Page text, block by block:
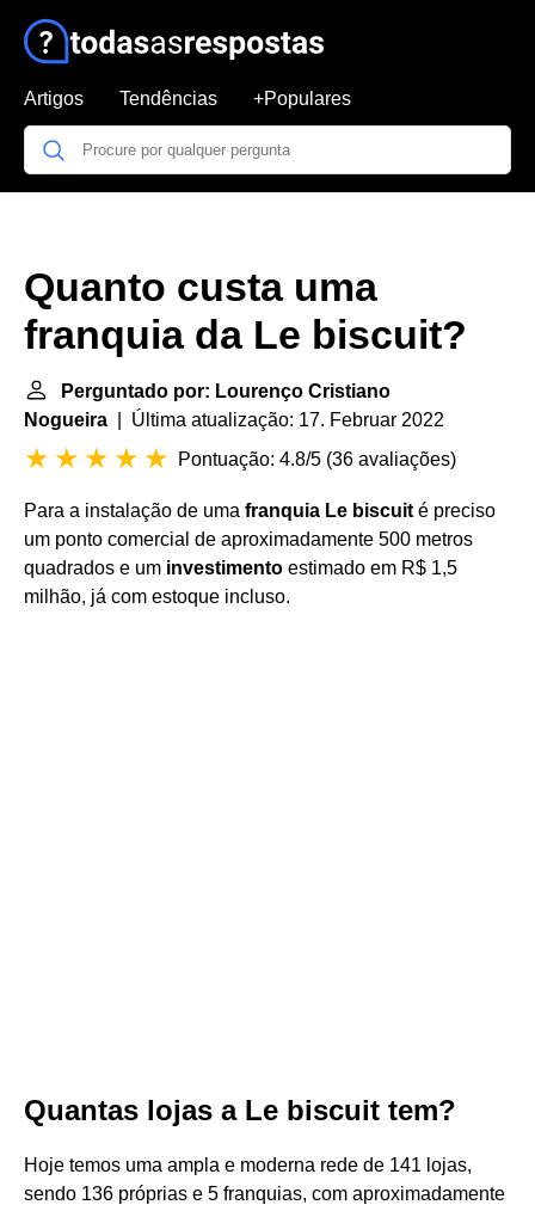
Artigos Tendências +Populares
Quanto custa uma
franquia da Le biscuit?
Perguntado por: Lourenço Cristiano
Nogueira | Última atualização: 17. Februar 2022
Pontuação: 4.8/5 (36 avaliações)
Para a instalação de uma franquia Le biscuit é preciso
um ponto comercial de aproximadamente 500 metros
quadrados e um investimento estimado em R$ 1,5
milhão, já com estoque incluso.
Quantas lojas a Le biscuit tem?
Hoje temos uma ampla e moderna rede de 141 lojas,
sendo 136 próprias e 5 franquias, com aproximadamente